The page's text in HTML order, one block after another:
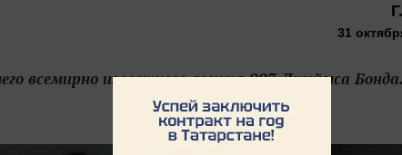
31
всемирно известного агента 007 Джеймса Бонда.